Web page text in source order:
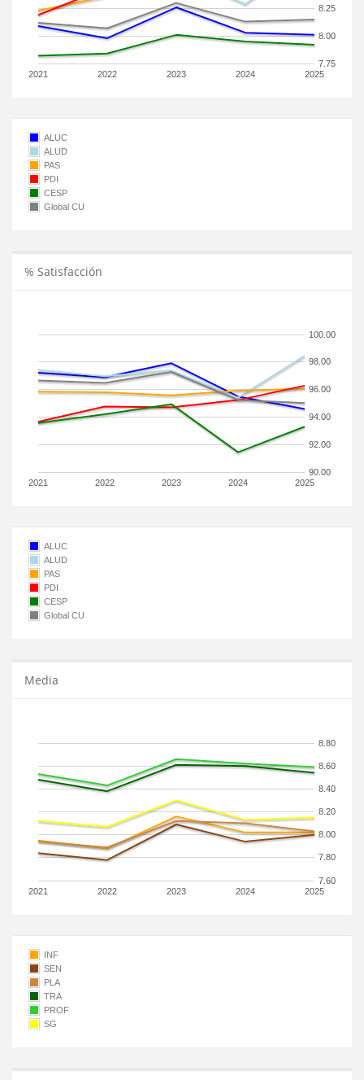
2021 2022 2023 2024 2025
7.75
8.00
8.25
ALUC
ALUD
PAS
PDI
CESP
Global CU
% Satisfacción
2021 2022 2023 2024 2025
90.00
92.00
94.00
96.00
98.00
100.00
ALUC
ALUD
PAS
PDI
CESP
Global CU
Media
2021 2022 2023 2024 2025
7.60
7.80
8.00
8.20
8.40
8.60
8.80
INF
SEN
PLA
TRA
PROF
SG